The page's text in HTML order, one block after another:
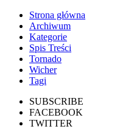
Strona główna
Archiwum
Kategorie
Spis Treści
Tornado
Wicher
Tagi
SUBSCRIBE
FACEBOOK
TWITTER